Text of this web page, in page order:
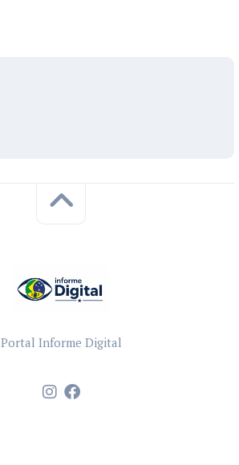
Portal Informe Digital